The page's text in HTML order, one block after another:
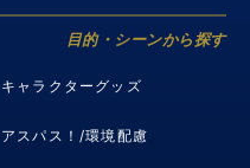
目的・シーンから探す
キャラクターグッズ
アスパス！/環境配慮